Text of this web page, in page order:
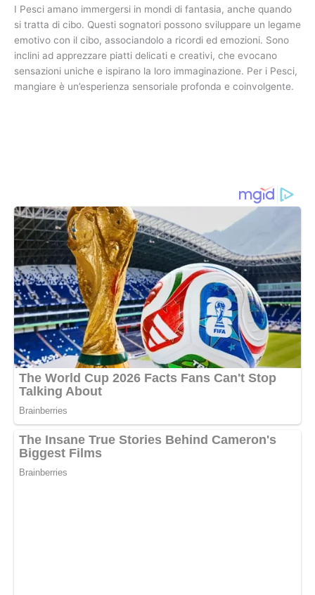
I Pesci amano immergersi in mondi di fantasia, anche quando
si tratta di cibo. Questi sognatori possono sviluppare un legame
emotivo con il cibo, associandolo a ricordi ed emozioni. Sono
inclini ad apprezzare piatti delicati e creativi, che evocano
sensazioni uniche e ispirano la loro immaginazione. Per i Pesci,
mangiare è un’esperienza sensoriale profonda e coinvolgente.